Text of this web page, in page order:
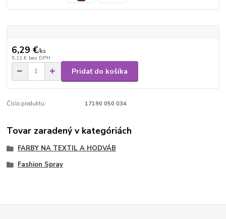
6,29 €/ks
5,11 € bez DPH
Pridať do košíka
Číslo produktu: 17190 050 034
Tovar zaradený v kategóriách
FARBY NA TEXTIL A HODVÁB
Fashion Spray